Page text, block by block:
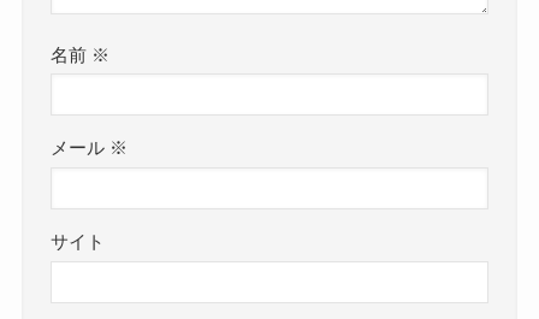
名前 ※
メール ※
サイト